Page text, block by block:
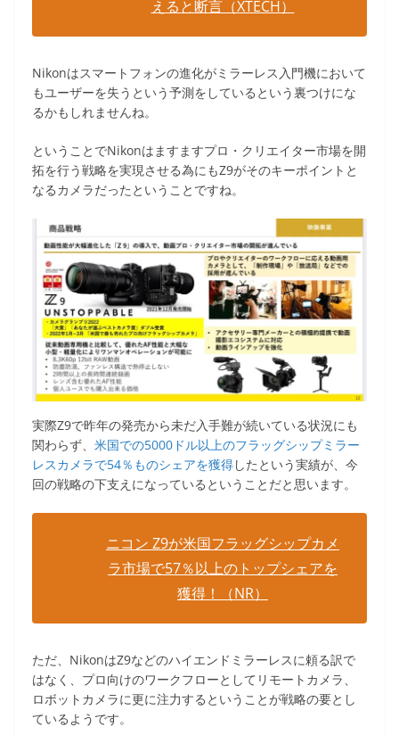
えると断言（XTECH）
Nikonはスマートフォンの進化がミラーレス入門機において
もユーザーを失うという予測をしているという裏つけにな
るかもしれませんね。
ということでNikonはますますプロ・クリエイター市場を開
拓を行う戦略を実現させる為にもZ9がそのキーポイントと
なるカメラだったということですね。
実際Z9で昨年の発売から未だ入手難が続いている状況にも
関わらず、 米国での5000ドル以上のフラッグシップミラー
レスカメラで54％ものシェアを獲得したという実績が、今
回の戦略の下支えになっているということだと思います。
ニコン Z9が米国フラッグシップカメ
ラ市場で57％以上のトップシェアを
獲得！（NR）
ただ、NikonはZ9などのハイエンドミラーレスに頼る訳で
はなく、プロ向けのワークフローとしてリモートカメラ、
ロボットカメラに更に注力するということが戦略の要とし
ているようです。